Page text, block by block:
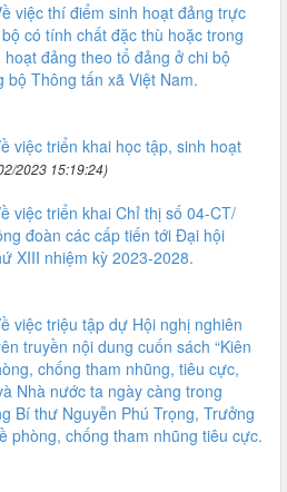
việc thí điểm sinh hoạt đảng trực
có tính chất đặc thù hoặc trong
đảng theo tổ đảng ở chi bộ
Thông tấn xã Việt Nam.
việc triển khai học tập, sinh hoạt
2023 15:19:24)
việc triển khai Chỉ thị số 04-CT/
đoàn các cấp tiến tới Đại hội
XIII nhiệm kỳ 2023-2028.
việc triệu tập dự Hội nghị nghiên
truyền nội dung cuốn sách “Kiên
chống tham nhũng, tiêu cực,
Nhà nước ta ngày càng trong
Bí thư Nguyễn Phú Trọng, Trưởng
phòng, chống tham nhũng tiêu cực.